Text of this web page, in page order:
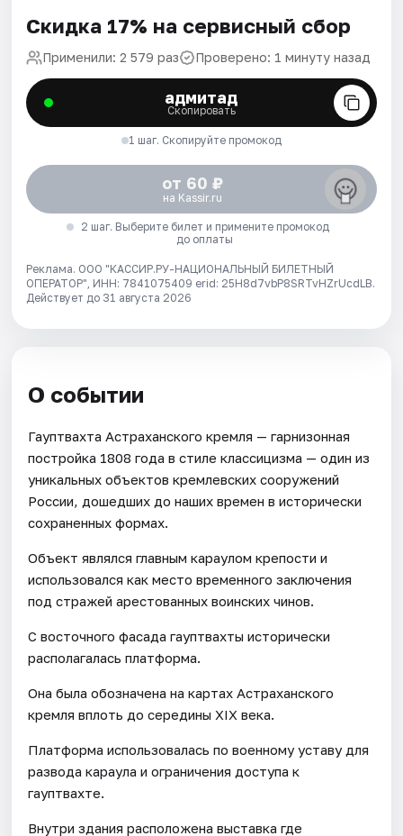
Скидка 17% на сервисный сбор
Применили: 2 579 раз Проверено: 1 минуту назад
адмитад
Скопировать
1 шаг. Скопируйте промокод
от 60 ₽
на Kassir.ru
2 шаг. Выберите билет и примените промокод
до оплаты
Реклама. ООО "КАССИР.РУ-НАЦИОНАЛЬНЫЙ БИЛЕТНЫЙ
ОПЕРАТОР", ИНН: 7841075409 erid: 25H8d7vbP8SRTvHZrUcdLB.
Действует до 31 августа 2026
О событии
Гауптвахта Астраханского кремля — гарнизонная
постройка 1808 года в стиле классицизма — один из
уникальных объектов кремлевских сооружений
России, дошедших до наших времен в исторически
сохраненных формах.
Объект являлся главным караулом крепости и
использовался как место временного заключения
под стражей арестованных воинских чинов.
С восточного фасада гауптвахты исторически
располагалась платформа.
Она была обозначена на картах Астраханского
кремля вплоть до середины XIX века.
Платформа использовалась по военному уставу для
развода караула и ограничения доступа к
гауптвахте.
Внутри здания расположена выставка где